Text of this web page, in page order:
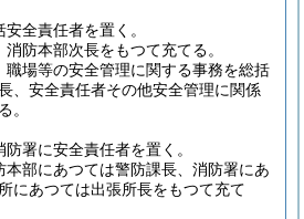
全責任者を置く。
防本部次長をもつて充てる。
職場等の安全管理に関する事務を総括
、安全責任者その他安全管理に関係
。
署に安全責任者を置く。
本部にあつては警防課長、消防署にあ
にあつては出張所長をもつて充て